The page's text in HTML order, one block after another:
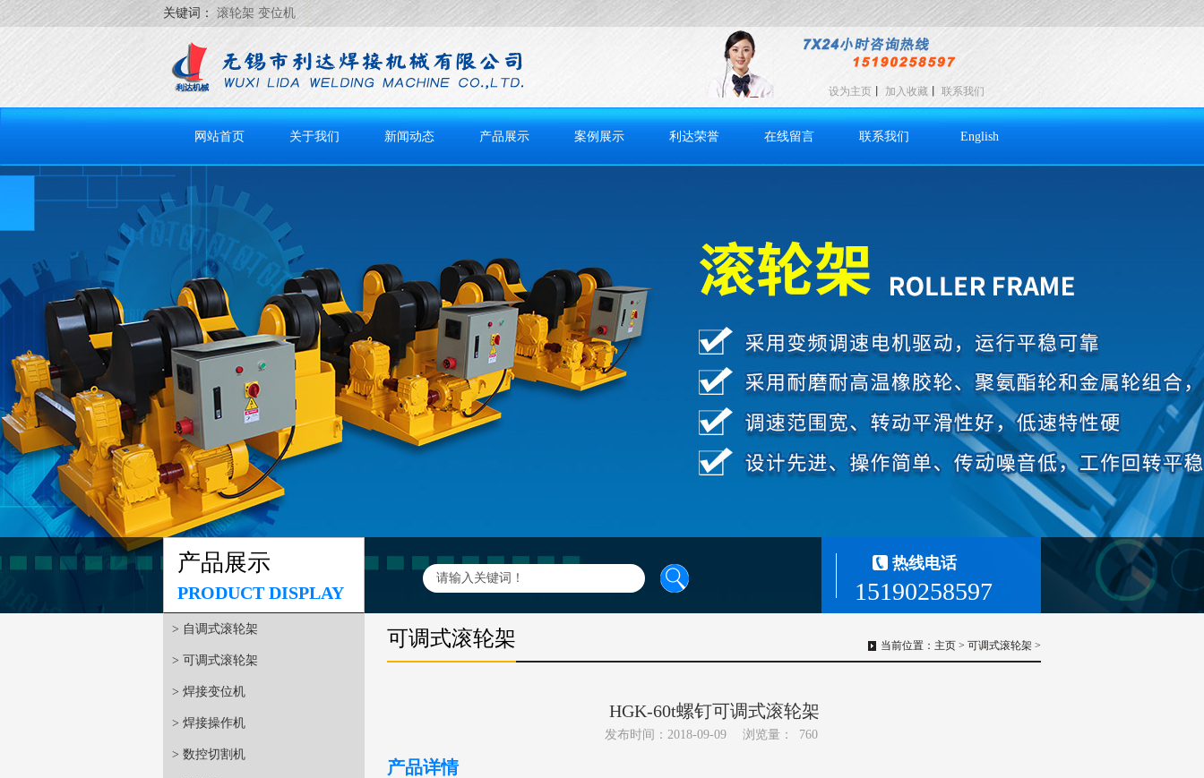
关键词： 滚轮架 变位机
设为主页 加入收藏 联系我们
网站首页 关于我们 新闻动态 产品展示 案例展示 利达荣誉 在线留言 联系我们 English
产品展示
PRODUCT DISPLAY
热线电话
15190258597
> 自调式滚轮架
> 可调式滚轮架
> 焊接变位机
> 焊接操作机
> 数控切割机
可调式滚轮架 当前位置： 主页 > 可调式滚轮架 >
HGK-60t螺钉可调式滚轮架
发布时间：2018-09-09 浏览量： 760
产品详情